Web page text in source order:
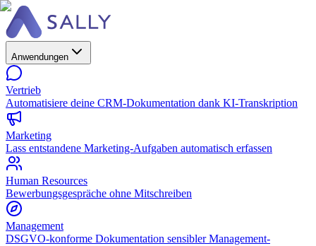
Anwendungen
Vertrieb
Automatisiere deine CRM-Dokumentation dank KI-Transkription
Marketing
Lass entstandene Marketing-Aufgaben automatisch erfassen
Human Resources
Bewerbungsgespräche ohne Mitschreiben
Management
DSGVO-konforme Dokumentation sensibler Management-